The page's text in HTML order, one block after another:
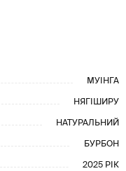
МУІНГА
НЯГІШИРУ
НАТУРАЛЬНИЙ
БУРБОН
2025 РІК